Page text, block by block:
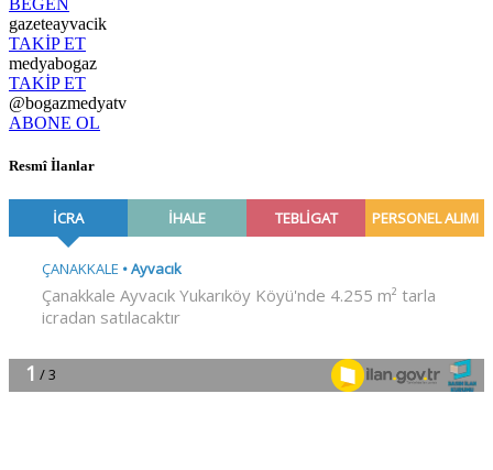
gazeteayvacik
TAKİP ET
medyabogaz
TAKİP ET
@bogazmedyatv
ABONE OL
Resmî İlanlar